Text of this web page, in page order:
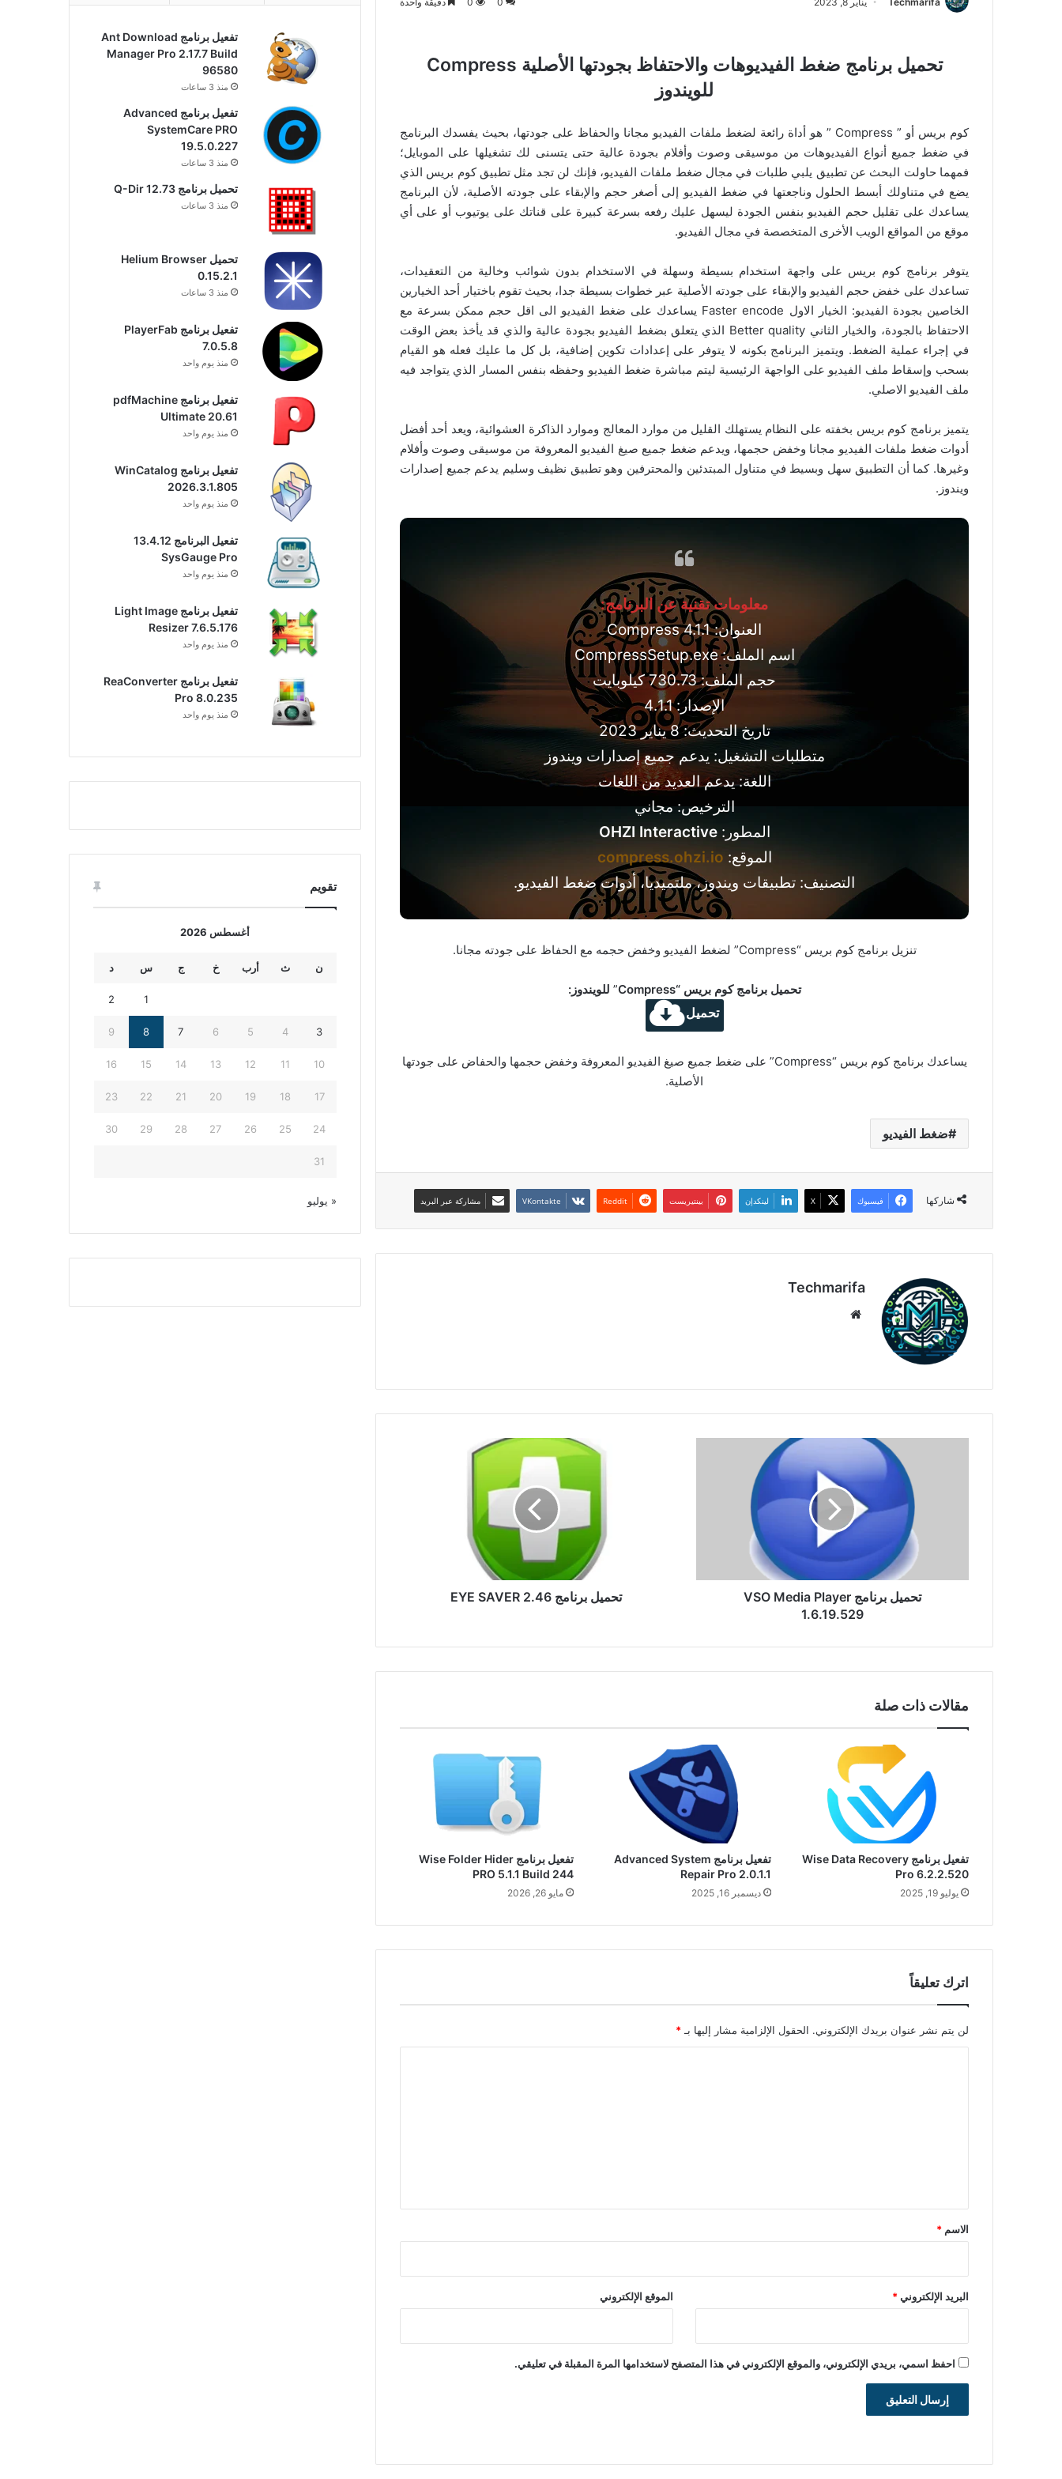
تحميل برنامج ضغط الفيديوهات والاحتفاظ بجودتها الأصلية Compress
للويندوز
كوم بريس أو ” Compress ” هو أداة رائعة لضغط ملفات الفيديو مجانا والحفاظ على جودتها، بحيث يفسدك البرنامج
في ضغط جميع أنواع الفيديوهات من موسيقى وصوت وأفلام بجودة عالية حتى يتسنى لك تشغيلها على الموبايل؛
فمهما حاولت البحث عن تطبيق يلبي طلبات في مجال ضغط ملفات الفيديو، فإنك لن تجد مثل تطبيق كوم بريس الذي
يضع في متناولك أبسط الحلول وناجعتها في ضغط الفيديو إلى أصغر حجم والإبقاء على جودته الأصلية، لأن البرنامج
يساعدك على تقليل حجم الفيديو بنفس الجودة ليسهل عليك رفعه بسرعة كبيرة على قناتك على يوتيوب أو على أي
موقع من المواقع الويب الأخرى المتخصصة في مجال الفيديو.
يتوفر برنامج كوم بريس على واجهة استخدام بسيطة وسهلة في الاستخدام بدون شوائب وخالية من التعقيدات،
تساعدك على خفض حجم الفيديو والإبقاء على جودته الأصلية عبر خطوات بسيطة جدا، بحيث تقوم باختيار أحد الخيارين
الخاصين بجودة الفيديو: الخيار الاول Faster encode يساعدك على ضغط الفيديو الى اقل حجم ممكن بسرعة مع
الاحتفاظ بالجودة، والخيار الثاني Better quality الذي يتعلق بضغط الفيديو بجودة عالية والذي قد يأخذ بعض الوقت
في إجراء عملية الضغط. ويتميز البرنامج بكونه لا يتوفر على إعدادات تكوين إضافية، بل كل ما عليك فعله هو القيام
بسحب وإسقاط ملف الفيديو على الواجهة الرئيسية ليتم مباشرة ضغط الفيديو وحفظه بنفس المسار الذي يتواجد فيه
ملف الفيديو الاصلي.
يتميز برنامج كوم بريس بخفته على النظام يستهلك القليل من موارد المعالج وموارد الذاكرة العشوائية، ويعد أحد أفضل
أدوات ضغط ملفات الفيديو مجانا وخفض حجمها، ويدعم ضغط جميع صيغ الفيديو المعروفة من موسيقى وصوت وأفلام
وغيرها. كما أن التطبيق سهل وبسيط في متناول المبتدئين والمحترفين وهو تطبيق نظيف وسليم يدعم جميع إصدارات
ويندوز.
معلومات تقنية عن البرنامج:
العنوان: Compress 4.1.1
اسم الملف: CompressSetup.exe
حجم الملف: 730.73 كيلوبايت
الإصدار: 4.1.1
تاريخ التحديث: 8 يناير 2023
متطلبات التشغيل: يدعم جميع إصدارات ويندوز
اللغة: يدعم العديد من اللغات
الترخيص: مجاني
المطور:OHZI Interactive
الموقع: compress.ohzi.io
التصنيف: تطبيقات ويندوز، ملتميديا، أدوات ضغط الفيديو.
تنزيل برنامج كوم بريس “Compress” لضغط الفيديو وخفض حجمه مع الحفاظ على جودته مجانا.
تحميل برنامج كوم بريس “Compress ” للويندوز:
تحميل
يساعدك برنامج كوم بريس “Compress” على ضغط جميع صيغ الفيديو المعروفة وخفض حجمها والحفاض على جودتها
الأصلية.
ضغط الفيديو
شاركها فيسبوك ‫X لينكدإن بينتيريست مشاركة عبر البريد
Techmarifa
تحميل برنامج VSO Media Player
1.6.19.529
تحميل برنامج EYE SAVER 2.46
مقالات ذات صلة
تفعيل برنامج Wise Data Recovery
Pro 6.2.2.520
يوليو 19, 2025
تفعيل برنامج Advanced System
Repair Pro 2.0.1.1
ديسمبر 16, 2025
تفعيل برنامج Wise Folder Hider
PRO 5.1.1 Build 244
مايو 26, 2026
اترك تعليقاً
لن يتم نشر عنوان بريدك الإلكتروني. الحقول الإلزامية مشار إليها بـ *
*
الاسم *
البريد الإلكتروني* الموقع الإلكتروني
احفظ اسمي، بريدي الإلكتروني، والموقع الإلكتروني في هذا المتصفح لاستخدامها المرة المقبلة في تعليقي.
تفعيل برنامج Ant Download
Manager Pro 2.17.7 Build
96580
منذ 3 ساعات
تفعيل برنامج Advanced
SystemCare PRO
19.5.0.227
منذ 3 ساعات
تحميل برنامج Q-Dir 12.73
منذ 3 ساعات
تحميل Helium Browser
0.15.2.1
منذ 3 ساعات
تفعيل برنامج PlayerFab
7.0.5.8
منذ يوم واحد
تفعيل برنامج pdfMachine
Ultimate 20.61
منذ يوم واحد
تفعيل برنامج WinCatalog
2026.3.1.805
منذ يوم واحد
تفعيل البرنامج 13.4.12
SysGauge Pro
منذ يوم واحد
تفعيل برنامج Light Image
Resizer 7.6.5.176
منذ يوم واحد
تفعيل برنامج ReaConverter
Pro 8.0.235
منذ يوم واحد
تقويم
أغسطس 2026
ن ث أرب خ ج س د
1
2
3
4
5
6
7
8
9
10
11
12
13
14
15
16
17
18
19
20
21
22
23
24
25
26
27
28
29
30
31
« يوليو